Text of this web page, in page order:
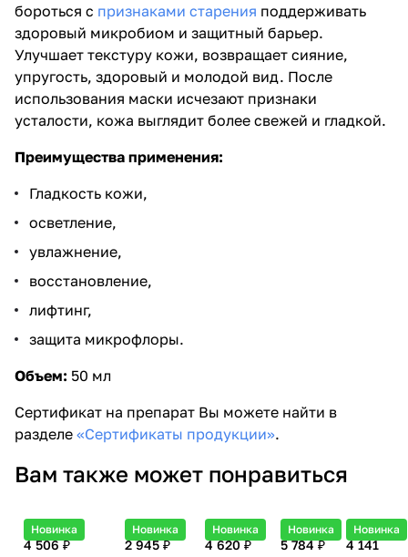
бороться с признаками старения поддерживать
здоровый микробиом и защитный барьер.
Улучшает текстуру кожи, возвращает сияние,
упругость, здоровый и молодой вид. После
использования маски исчезают признаки
усталости, кожа выглядит более свежей и гладкой.
Преимущества применения:
Гладкость кожи,
осветление,
увлажнение,
восстановление,
лифтинг,
защита микрофлоры.
Объем: 50 мл
Сертификат на препарат Вы можете найти в
разделе «Сертификаты продукции».
Вам также может понравиться
Новинка
4 506 ₽
Новинка
2 945 ₽
Новинка
4 620 ₽
Новинка
5 784 ₽
Новинка
4 141